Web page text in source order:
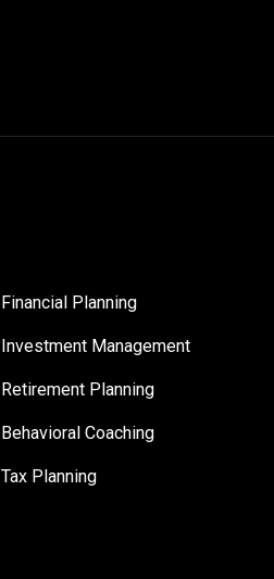
Financial Planning
Investment Management
Retirement Planning
Behavioral Coaching
Tax Planning